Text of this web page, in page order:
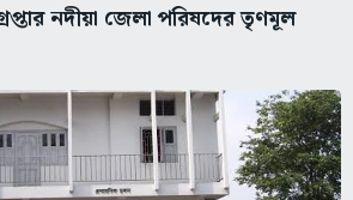
নদীয়া জেলা পরিষদের তৃণমূল